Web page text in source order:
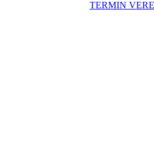
TERMIN